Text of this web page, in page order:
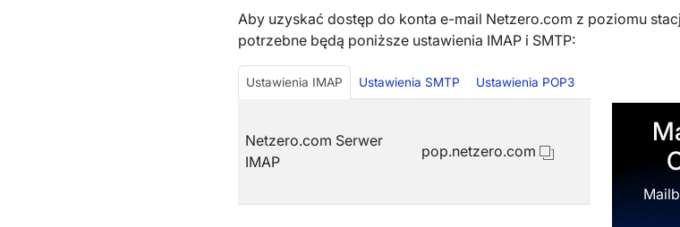
Aby uzyskać dostęp do konta e-mail Netzero.com z poziomu
potrzebne będą poniższe ustawienia IMAP i SMTP:
Ustawienia IMAP Ustawienia SMTP Ustawienia POP3
Netzero.com Serwer
IMAP
pop.netzero.com